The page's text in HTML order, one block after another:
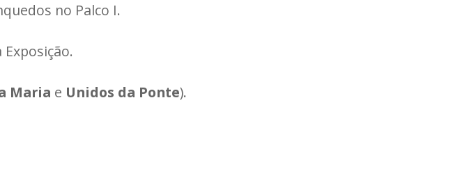
no Palco I.
Exposição.
Maria e Unidos da Ponte).